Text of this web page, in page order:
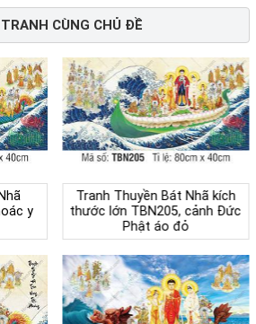
CÙNG CHỦ ĐỀ
y
Tranh Thuyền Bát Nhã kích
thước lớn TBN205, cảnh Đức
Phật áo đỏ